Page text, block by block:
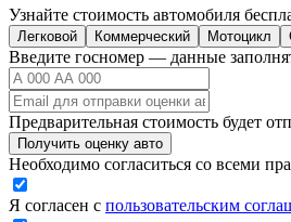
Узнайте стоимость автомобиля
Легковой Коммерческий Мотоцикл
Введите госномер — данные
Предварительная стоимость будет
Получить оценку авто
Необходимо согласиться со всеми
Я согласен с пользовательским